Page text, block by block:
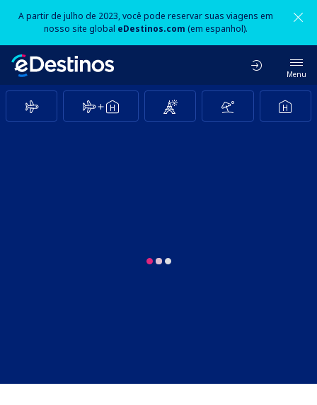
A partir de julho de 2023, você pode reservar suas viagens em
nosso site global eDestinos.com (em espanhol).
Menu